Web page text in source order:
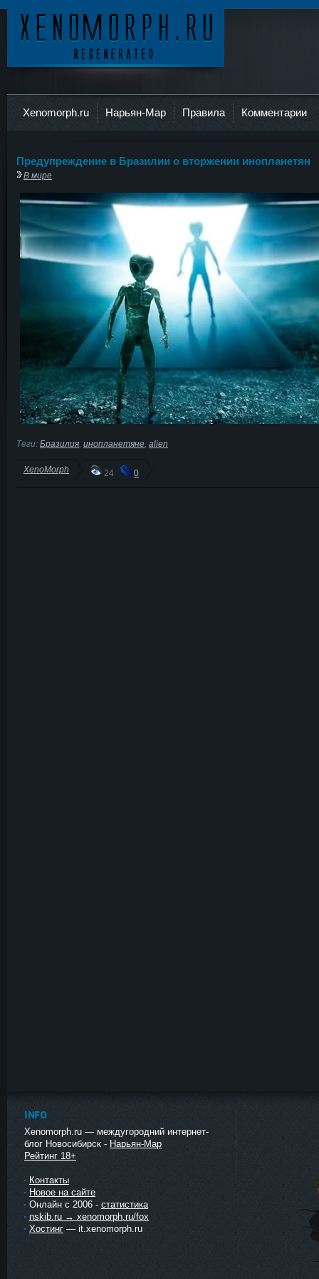
Xenomorph.ru Нарьян-Мар Правила Комментарии
Предупреждение в Бразилии о вторжении инопланетян
В мире
Теги: Бразилия инопланетяне alien
XenoMorph 24 0
INFO
Xenomorph.ru — междугородний интернет-
блог Новосибирск - Нарьян-Мар
Рейтинг 18+
Контакты
Новое на сайте
Онлайн с 2006 - статистика
nskib.ru → xenomorph.ru/fox
Хостинг — it.xenomorph.ru